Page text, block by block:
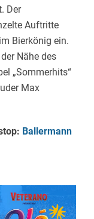
Der
Auftritte
Bierkönig ein.
Nähe des
„Sommerhits“
Max
Ballermann